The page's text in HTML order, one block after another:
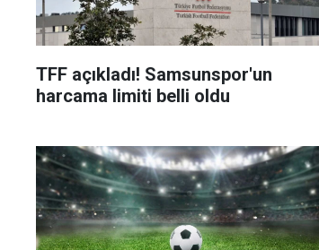
TFF açıkladı! Samsunspor'un
harcama limiti belli oldu